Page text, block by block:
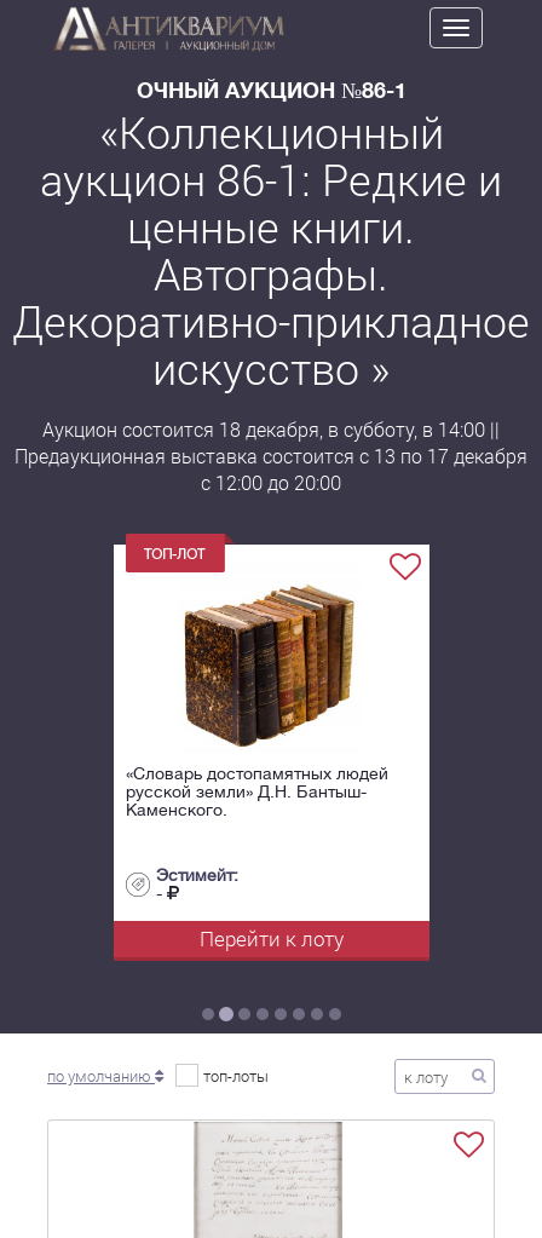
Toggle
navigation
ОЧНЫЙ АУКЦИОН №86-1
«Коллекционный
аукцион 86-1: Редкие и
ценные книги.
Автографы.
Декоративно-прикладное
искусство »
Аукцион состоится 18 декабря, в субботу, в 14:00 ||
Предаукционная выставка состоится с 13 по 17 декабря
с 12:00 до 20:00
«Словарь достопамятных людей
русской земли» Д.Н. Бантыш-
Каменского.
Эстимейт:
-
Перейти к лоту
по умолчанию топ-лоты